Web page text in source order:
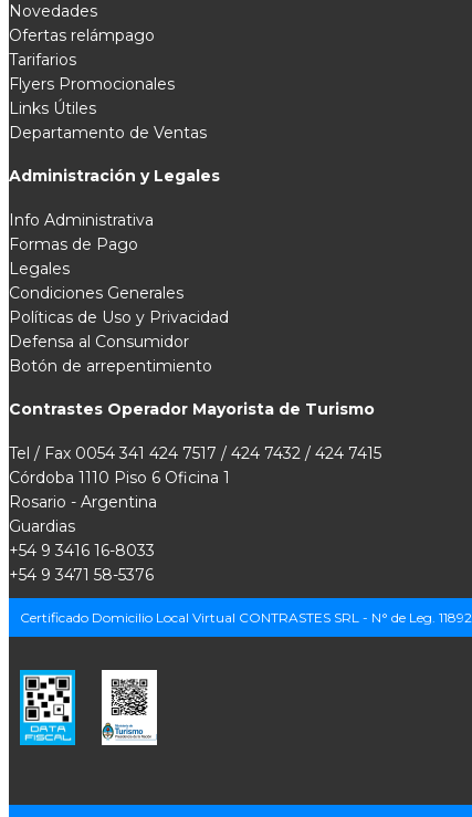
Novedades
Ofertas relámpago
Tarifarios
Flyers Promocionales
Links Útiles
Departamento de Ventas
Administración y Legales
Info Administrativa
Formas de Pago
Legales
Condiciones Generales
Políticas de Uso y Privacidad
Defensa al Consumidor
Botón de arrepentimiento
Contrastes Operador Mayorista de Turismo
Tel / Fax 0054 341 424 7517 / 424 7432 / 424 7415
Córdoba 1110 Piso 6 Oficina 1
Rosario - Argentina
Guardias
+54 9 3416 16-8033
+54 9 3471 58-5376
Certificado Domicilio Local Virtual CONTRASTES SRL - N° de Leg. 11892